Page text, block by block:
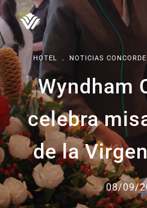
HOTEL . NOTICIAS CONCORDE
Wyndham
celebra
de la
08/09/